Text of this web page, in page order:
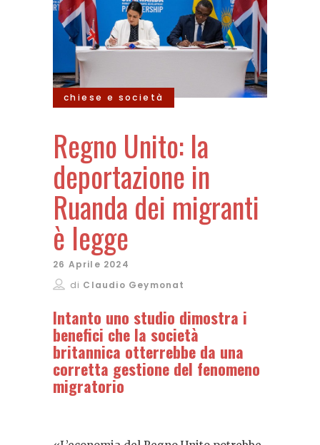
chiese e società
Regno Unito: la
deportazione in
Ruanda dei migranti
è legge
26 Aprile 2024
di Claudio Geymonat
Intanto uno studio dimostra i
benefici che la società
britannica otterrebbe da una
corretta gestione del fenomeno
migratorio